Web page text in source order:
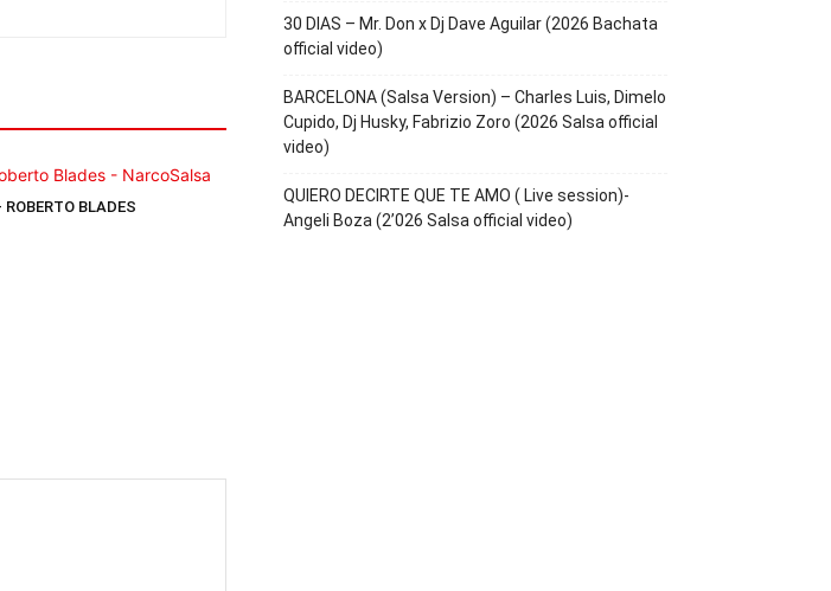
ROBERTO BLADES
30 DIAS – Mr. Don x Dj Dave Aguilar (2026 Bachata
official video)
BARCELONA (Salsa Version) – Charles Luis, Dimelo
Cupido, Dj Husky, Fabrizio Zoro (2026 Salsa official
video)
QUIERO DECIRTE QUE TE AMO ( Live session)-
Angeli Boza (2’026 Salsa official video)